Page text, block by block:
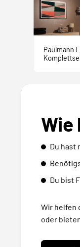
Paulmann
Wie
Du hast
Du bist
Wir helfen
oder